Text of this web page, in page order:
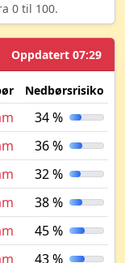
0 til 100.
Oppdatert 07:29
Nedbørsrisiko
34 %
36 %
32 %
38 %
45 %
43 %